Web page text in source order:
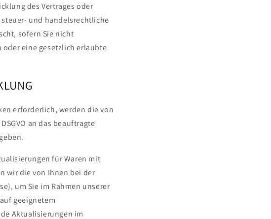
des Vertrages oder
und handelsrechtliche
sofern Sie nicht
eine gesetzlich erlaubte
erforderlich, werden die von
an das beauftragte
für Waren mit
wir die von Ihnen bei der
um Sie im Rahmen unserer
geeignetem
Aktualisierungen im